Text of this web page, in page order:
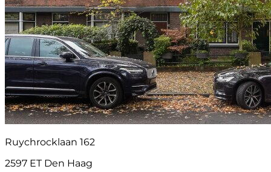
Ruychrocklaan 162
2597 ET Den Haag